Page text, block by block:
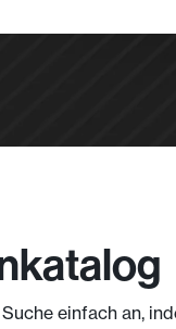
einfach an,